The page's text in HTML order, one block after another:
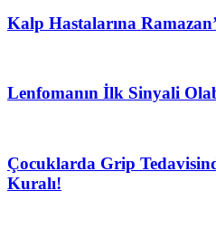
Kalp Hastalarına
Lenfomanın İlk Sinyali
Çocuklarda Grip
Kuralı!